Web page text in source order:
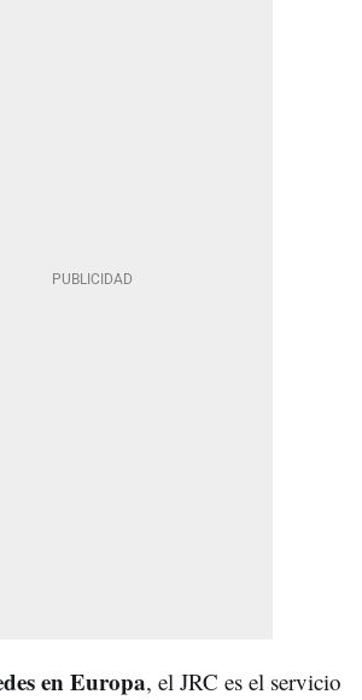
en Europa, el JRC es el servicio